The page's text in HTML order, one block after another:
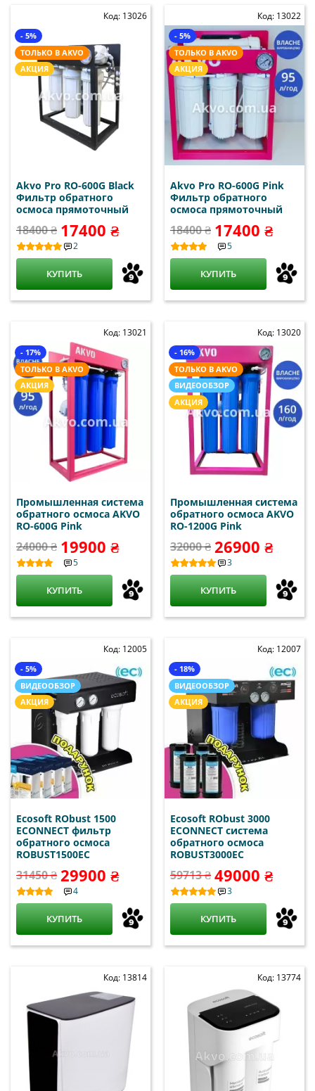
Код: 13026
Akvo Pro RO-600G Black
Фильтр обратного
осмоса прямоточный
18400 ₴ 17400 ₴
2
КУПИТЬ
- 5%
ТОЛЬКО В AKVO
АКЦИЯ
Код: 13022
Akvo Pro RO-600G Pink
Фильтр обратного
осмоса прямоточный
18400 ₴ 17400 ₴
5
КУПИТЬ
- 5%
ТОЛЬКО В AKVO
АКЦИЯ
Код: 13021
Промышленная система
обратного осмоса AKVO
RO-600G Pink
24000 ₴ 19900 ₴
5
КУПИТЬ
- 17%
ТОЛЬКО В AKVO
АКЦИЯ
Код: 13020
Промышленная система
обратного осмоса AKVO
RO-1200G Pink
32000 ₴ 26900 ₴
3
КУПИТЬ
- 16%
ТОЛЬКО В AKVO
ВИДЕООБЗОР
АКЦИЯ
Код: 12005
Ecosoft RObust 1500
ECONNECT фильтр
обратного осмоса
ROBUST1500EC
31450 ₴ 29900 ₴
4
КУПИТЬ
- 5%
ВИДЕООБЗОР
АКЦИЯ
Код: 12007
Ecosoft RObust 3000
ECONNECT система
обратного осмоса
ROBUST3000EC
59713 ₴ 49000 ₴
3
КУПИТЬ
- 18%
ВИДЕООБЗОР
АКЦИЯ
Код: 13814 Код: 13774